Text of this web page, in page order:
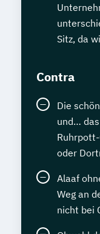
Sitz, da
Contra
Die
und…
oder
Alaaf
Weg an
nicht bei